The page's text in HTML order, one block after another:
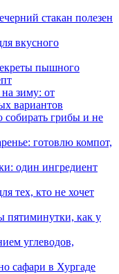
стакан полезен
вкусного
пышного
зиму: от
вариантов
собирать грибы и не
готовлю компот,
один ингредиент
тех, кто не хочет
пятиминутки, как у
углеводов,
сафари в Хургаде